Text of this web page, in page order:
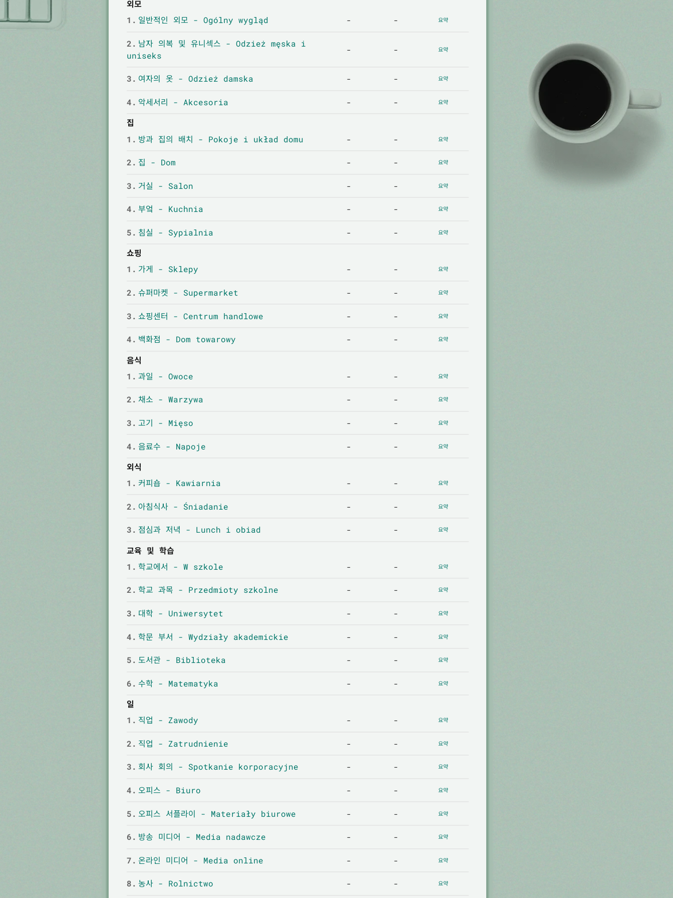
외모
1. 일반적인 외모 - Ogólny wygląd - - 요약
2. 남자 의복 및 유니섹스 - Odzież męska i
uniseks
- - 요약
3. 여자의 옷 - Odzież damska - - 요약
4. 악세서리 - Akcesoria - - 요약
집
1. 방과 집의 배치 - Pokoje i układ domu - - 요약
2. 집 - Dom - - 요약
3. 거실 - Salon - - 요약
4. 부엌 - Kuchnia - - 요약
5. 침실 - Sypialnia - - 요약
쇼핑
1. 가게 - Sklepy - - 요약
2. 슈퍼마켓 - Supermarket - - 요약
3. 쇼핑센터 - Centrum handlowe - - 요약
4. 백화점 - Dom towarowy - - 요약
음식
1. 과일 - Owoce - - 요약
2. 채소 - Warzywa - - 요약
3. 고기 - Mięso - - 요약
4. 음료수 - Napoje - - 요약
외식
1. 커피숍 - Kawiarnia - - 요약
2. 아침식사 - Śniadanie - - 요약
3. 점심과 저녁 - Lunch i obiad - - 요약
교육 및 학습
1. 학교에서 - W szkole - - 요약
2. 학교 과목 - Przedmioty szkolne - - 요약
3. 대학 - Uniwersytet - - 요약
4. 학문 부서 - Wydziały akademickie - - 요약
5. 도서관 - Biblioteka - - 요약
6. 수학 - Matematyka - - 요약
일
1. 직업 - Zawody - - 요약
2. 직업 - Zatrudnienie - - 요약
3. 회사 회의 - Spotkanie korporacyjne - - 요약
4. 오피스 - Biuro - - 요약
5. 오피스 서플라이 - Materiały biurowe - - 요약
6. 방송 미디어 - Media nadawcze - - 요약
7. 온라인 미디어 - Media online - - 요약
8. 농사 - Rolnictwo - - 요약